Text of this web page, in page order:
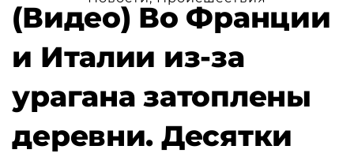
(Видео) Во Франции
и Италии из-за
урагана затоплены
деревни. Десятки